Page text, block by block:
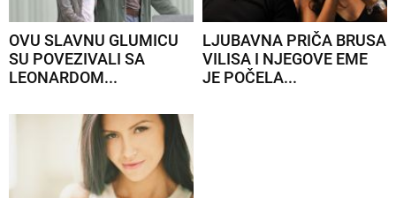
OVU SLAVNU GLUMICU
SU POVEZIVALI SA
LEONARDOM...
LJUBAVNA PRIČA BRUSA
VILISA I NJEGOVE EME
JE POČELA...